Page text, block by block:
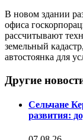
В новом здании
офиса
рассчитывают
земельный
автостоянка для
Другие
Сельчане
развития: